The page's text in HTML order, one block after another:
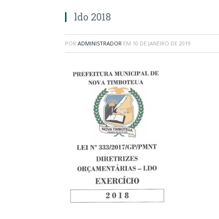
ldo 2018
POR ADMINISTRADOR EM 10 DE JANEIRO DE 2019